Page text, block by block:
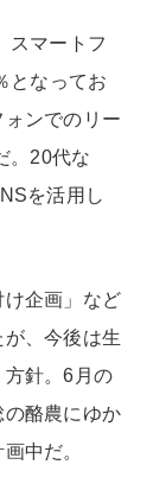
スマートフ
となってお
ンでのリー
。20代な
を活用し
け企画」など
、今後は生
針。6月の
の酪農にゆか
中だ。